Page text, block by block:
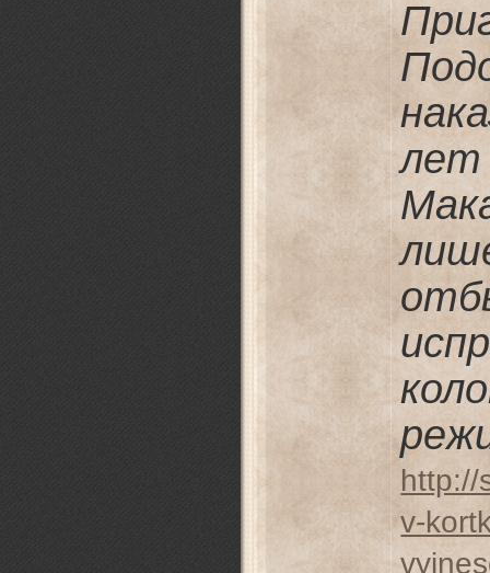
лет
http://
v-